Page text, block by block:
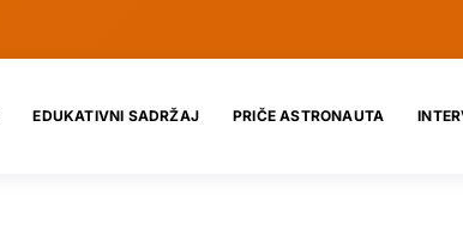
EDUKATIVNI SADRŽAJ PRIČE ASTRONAUTA